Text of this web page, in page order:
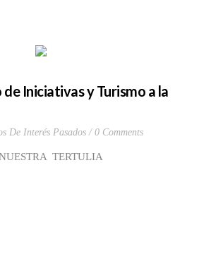
Iniciativas y Turismo a la
De Interés Pasados 0 Comments
TERTULIA